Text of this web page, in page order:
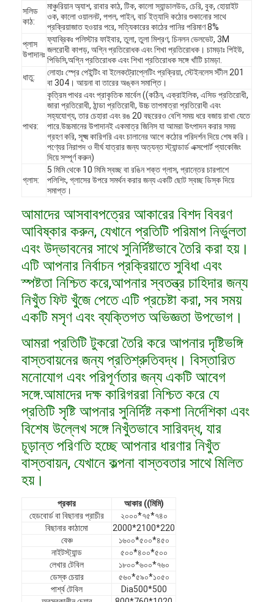
বাড়ি
পণ্য
ভিডিও
ভিআর শো
আমাদের সম্পর্কে
কারখানা পরিদর্শন
গুণমান নিয়ন্ত্রণ
আমাদের সাথে যোগাযোগ
খবর
সাধারণ জিজ্ঞাস্য
এখন চ্যাট করুন
সলিড
কাঠ:
মাঞ্চুরিয়ান অ্যাশ, রাবার কাঠ, টিক, কালো স্যান্ডালউড, চেরি, বুক, হোয়াইট
ওক, কালো ওয়ালনট, পপল, পাইন, বার্চ ইত্যাদি কঠোর শুকানোর সাথে
প্রক্রিয়াজাত হওয়ার পরে, সত্যিকারের কাঠের পানির পরিমাণ 8%
প্লাস
উপাদানঃ
ফ্যাব্রিকঃ পলিস্টার ফাইবার, তুলা, তুলা মিশ্রণ, চিনলন ভেলভেট, 3M
জলরোধী কাপড়, অগ্নি প্রতিরোধক এবং শিখা প্রতিরোধক। চামড়াঃ পিইউ,
পিভিসি,অগ্নি প্রতিরোধক এবং শিখা প্রতিরোধক সঙ্গে খাঁটি চামড়া.
ধাতু:
লোহাঃ স্প্রে পেইন্টিং বা ইলেকট্রোপ্লেটিং প্রক্রিয়া, স্টেইনলেস স্টীল 201
বা 304। আয়না বা তারের অঙ্কন সমাপ্তি।
পাথর:
কৃত্রিম পাথর এবং প্রাকৃতিক মার্বেল ((কঠিন, এক্রাইলিক, এসিড প্রতিরোধী,
জারা প্রতিরোধী, ঠান্ডা প্রতিরোধী, উচ্চ তাপমাত্রা প্রতিরোধী এবং
সহ্যযোগ্য, তার চেহারা এবং রঙ 20 বছরেরও বেশি সময় ধরে বজায় রাখা যেতে
পারে.উচ্চমানের উপাদানই একমাত্র জিনিস যা আমরা উৎপাদন করার সময়
গ্রহণ করি, সূক্ষ্ম কারিগরি এবং চালানের আগে কঠোর পরিদর্শন দিয়ে শেষ করি।
পণ্যের নিরাপদ ও দীর্ঘ যাত্রার জন্য অত্যন্ত স্ট্যান্ডার্ড এক্সপোর্ট প্যাকেজিং
দিয়ে সম্পূর্ণ করুন)
গ্লাস:
5 মিমি থেকে 10 মিমি স্বচ্ছ বা রঙিন শক্ত গ্লাস, প্রান্তের চারপাশে
পলিশিং, গ্লাসের উপরে সমর্থন করার জন্য একটি ছোট স্বচ্ছ ডিস্ক দিয়ে
সমাপ্ত।
আমাদের আসবাবপত্রের আকারের বিশদ বিবরণ
আবিষ্কার করুন, যেখানে প্রতিটি পরিমাপ নির্ভুলতা
এবং উদ্ভাবনের সাথে সুনির্দিষ্টভাবে তৈরি করা হয়।
এটি আপনার নির্বাচন প্রক্রিয়াতে সুবিধা এবং
স্পষ্টতা নিশ্চিত করে,আপনার স্বতন্ত্র চাহিদার জন্য
নিখুঁত ফিট খুঁজে পেতে এটি প্রচেষ্টা করা, সব সময়
একটি মসৃণ এবং ব্যক্তিগত অভিজ্ঞতা উপভোগ।
আমরা প্রতিটি টুকরো তৈরি করে আপনার দৃষ্টিভঙ্গি
বাস্তবায়নের জন্য প্রতিশ্রুতিবদ্ধ। বিস্তারিত
মনোযোগ এবং পরিপূর্ণতার জন্য একটি আবেগ
সঙ্গে.আমাদের দক্ষ কারিগররা নিশ্চিত করে যে
প্রতিটি সৃষ্টি আপনার সুনির্দিষ্ট নকশা নির্দেশিকা এবং
বিশেষ উল্লেখ সঙ্গে নিখুঁতভাবে সারিবদ্ধ, যার
চূড়ান্ত পরিণতি হচ্ছে আপনার ধারণার নিখুঁত
বাস্তবায়ন, যেখানে কল্পনা বাস্তবতার সাথে মিলিত
হয়।
প্রকার
আকার ((মিমি)
হেডবোর্ড বা বিছানার প্রাচীর
২০০০*৭৫*৭৪০
বিছানার কাঠামো
2000*2100*220
বেঞ্চ
১৬০০*৫০০*৪৫০
নাইটস্ট্যান্ড
৫০০*৪০০*৫০০
লেখার টেবিল
১৮০০*৬০০*৭৬০
ডেস্ক চেয়ার
৫৬০*৫৯০*১০৫০
পার্শ্ব টেবিল
Dia500*500